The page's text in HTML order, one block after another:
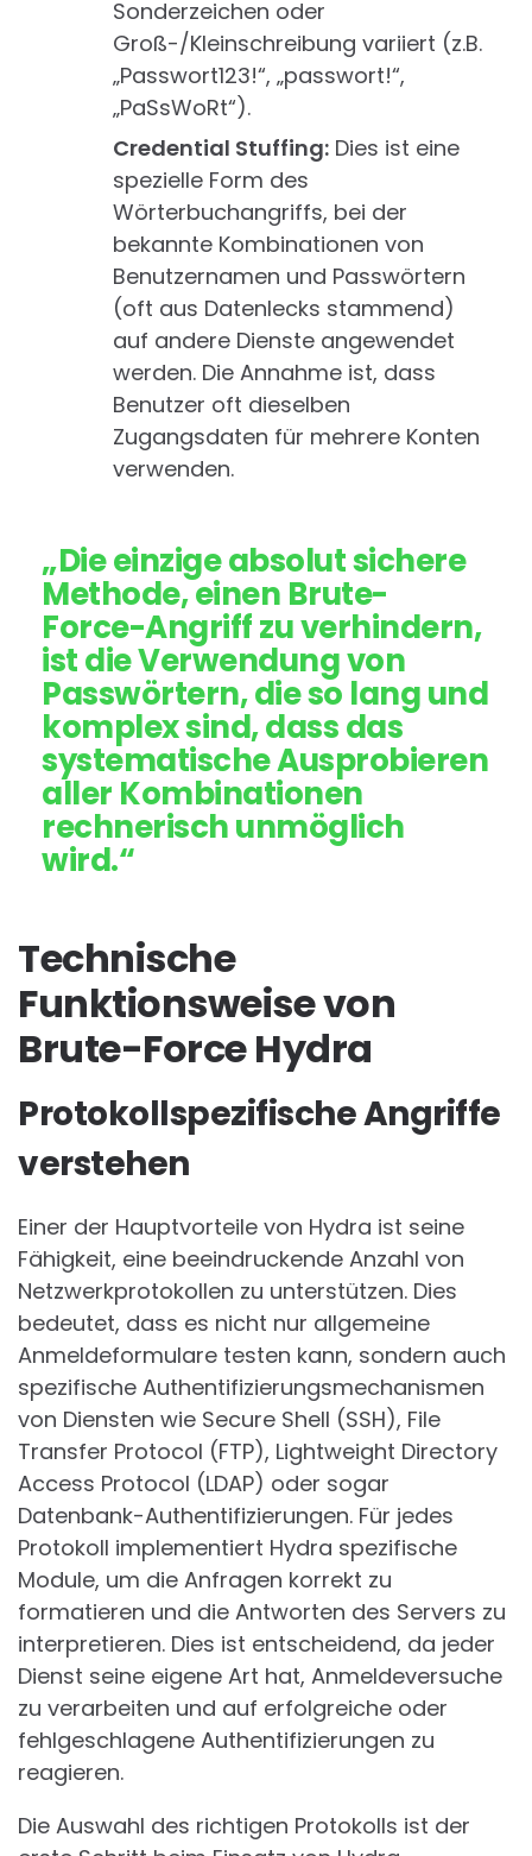
Sonderzeichen oder
Groß-/Kleinschreibung variiert (z.B.
„Passwort123!“, „passwort!“,
„PaSsWoRt“).
Credential Stuffing: Dies ist eine
spezielle Form des
Wörterbuchangriffs, bei der
bekannte Kombinationen von
Benutzernamen und Passwörtern
(oft aus Datenlecks stammend)
auf andere Dienste angewendet
werden. Die Annahme ist, dass
Benutzer oft dieselben
Zugangsdaten für mehrere Konten
verwenden.
„Die einzige absolut sichere
Methode, einen Brute-
Force-Angriff zu verhindern,
ist die Verwendung von
Passwörtern, die so lang und
komplex sind, dass das
systematische Ausprobieren
aller Kombinationen
rechnerisch unmöglich
wird.“
Technische
Funktionsweise von
Brute-Force Hydra
Protokollspezifische Angriffe
verstehen
Einer der Hauptvorteile von Hydra ist seine
Fähigkeit, eine beeindruckende Anzahl von
Netzwerkprotokollen zu unterstützen. Dies
bedeutet, dass es nicht nur allgemeine
Anmeldeformulare testen kann, sondern auch
spezifische Authentifizierungsmechanismen
von Diensten wie Secure Shell (SSH), File
Transfer Protocol (FTP), Lightweight Directory
Access Protocol (LDAP) oder sogar
Datenbank-Authentifizierungen. Für jedes
Protokoll implementiert Hydra spezifische
Module, um die Anfragen korrekt zu
formatieren und die Antworten des Servers zu
interpretieren. Dies ist entscheidend, da jeder
Dienst seine eigene Art hat, Anmeldeversuche
zu verarbeiten und auf erfolgreiche oder
fehlgeschlagene Authentifizierungen zu
reagieren.
Die Auswahl des richtigen Protokolls ist der